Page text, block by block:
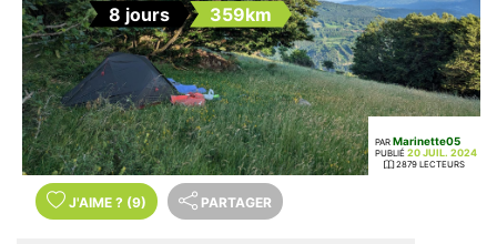
8 jours 359km
PAR Marinette05
PUBLIÉ 20 JUIL. 2024
2879 LECTEURS
J'AIME ? (9) PARTAGER